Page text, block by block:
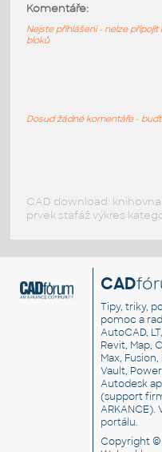
F3D Ocel
F3D Ocel
Komentáře:
Nejste přihlášeni - nelze
bloků
Dosud žádné komentáře -
CAD download:
prvek stafáž výkres
CAD
Tipy, triky,
pomoc a
AutoCAD,
Revit, Map,
Max,
Vault,
Autodesk
(support
ARKANCE).
portálu.
Copyright ©